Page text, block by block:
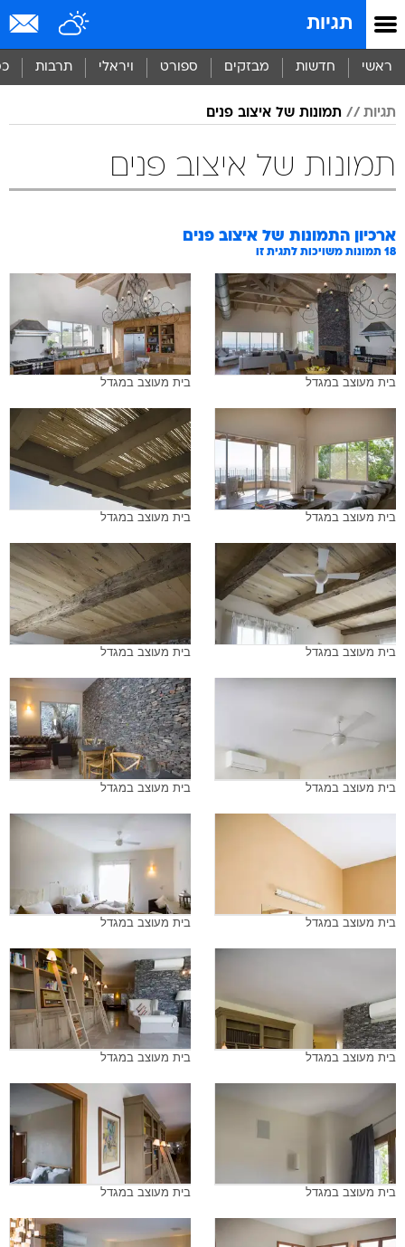
תגיות
ראשי חדשות מבזקים ספורט ויראלי תרבות
תגיות תמונות של איצוב פנים
תמונות של איצוב פנים
ארכיון התמונות של איצוב פנים
18 תמונות משויכות לתגית זו
בית מעוצב במגדל בית מעוצב במגדל
בית מעוצב במגדל בית מעוצב במגדל
בית מעוצב במגדל בית מעוצב במגדל
בית מעוצב במגדל בית מעוצב במגדל
בית מעוצב במגדל בית מעוצב במגדל
בית מעוצב במגדל בית מעוצב במגדל
בית מעוצב במגדל בית מעוצב במגדל